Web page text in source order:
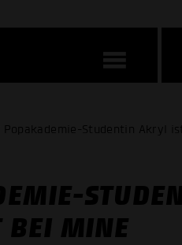
Popakademie-Studentin Akryl
BEI MINE